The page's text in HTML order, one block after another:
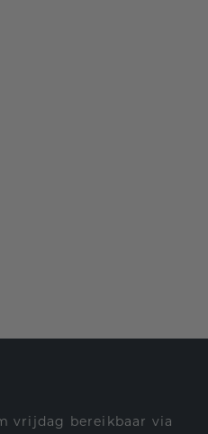
vrijdag bereikbaar via